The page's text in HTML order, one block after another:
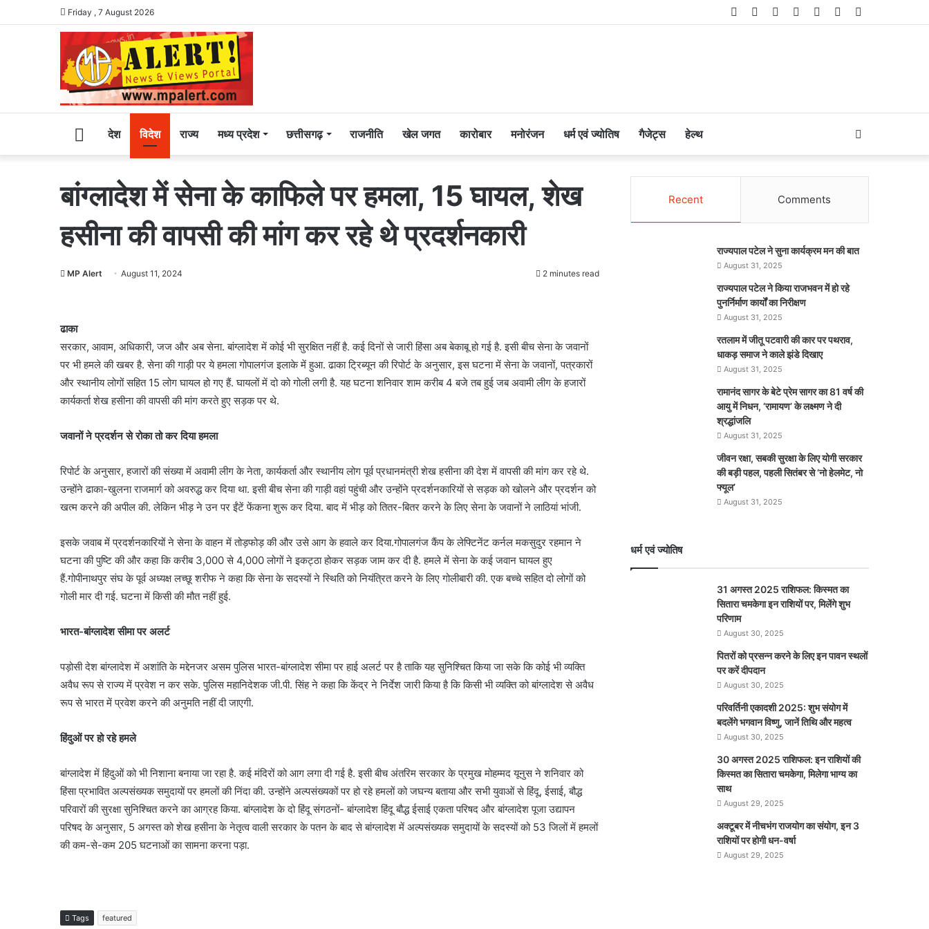
Friday , 7 August 2026 Telegram
Instagram
YouTube
LinkedIn
Twitter
Facebook
Homeदेश विदेश राज्य मध्य प्रदेश छत्तीसगढ़ राजनीति खेल जगत कारोबार मनोरंजन धर्म एवं ज्योतिष गैजेट्स हेल्थ
for
बांग्लादेश में सेना के काफिले पर हमला, 15 घायल, शेख
हसीना की वापसी की मांग कर रहे थे प्रदर्शनकारी
MP Alert August 11, 2024 2 minutes read
ढाका
सरकार, आवाम, अधिकारी, जज और अब सेना. बांग्लादेश में कोई भी सुरक्षित नहीं है. कई दिनों से जारी हिंसा अब बेकाबू हो गई है. इसी बीच सेना के जवानों
पर भी हमले की खबर है. सेना की गाड़ी पर ये हमला गोपालगंज इलाके में हुआ. ढाका ट्रिब्यून की रिपोर्ट के अनुसार, इस घटना में सेना के जवानों, पत्रकारों
और स्थानीय लोगों सहित 15 लोग घायल हो गए हैं. घायलों में दो को गोली लगी है. यह घटना शनिवार शाम करीब 4 बजे तब हुई जब अवामी लीग के हजारों
कार्यकर्ता शेख हसीना की वापसी की मांग करते हुए सड़क पर थे.
जवानों ने प्रदर्शन से रोका तो कर दिया हमला
रिपोर्ट के अनुसार, हजारों की संख्या में अवामी लीग के नेता, कार्यकर्ता और स्थानीय लोग पूर्व प्रधानमंत्री शेख हसीना की देश में वापसी की मांग कर रहे थे.
उन्होंने ढाका-खुलना राजमार्ग को अवरुद्ध कर दिया था. इसी बीच सेना की गाड़ी वहां पहुंची और उन्होंने प्रदर्शनकारियों से सड़क को खोलने और प्रदर्शन को
खत्म करने की अपील की. लेकिन भीड़ ने उन पर ईंटें फेंकना शुरू कर दिया. बाद में भीड़ को तितर-बितर करने के लिए सेना के जवानों ने लाठियां भांजी.
इसके जवाब में प्रदर्शनकारियों ने सेना के वाहन में तोड़फोड़ की और उसे आग के हवाले कर दिया.गोपालगंज कैंप के लेफ्टिनेंट कर्नल मकसुदुर रहमान ने
घटना की पुष्टि की और कहा कि करीब 3,000 से 4,000 लोगों ने इकट्ठा होकर सड़क जाम कर दी है. हमले में सेना के कई जवान घायल हुए
हैं.गोपीनाथपुर संघ के पूर्व अध्यक्ष लच्छू शरीफ ने कहा कि सेना के सदस्यों ने स्थिति को नियंत्रित करने के लिए गोलीबारी की. एक बच्चे सहित दो लोगों को
गोली मार दी गई. घटना में किसी की मौत नहीं हुई.
भारत-बांग्लादेश सीमा पर अलर्ट
पड़ोसी देश बांग्लादेश में अशांति के मद्देनजर असम पुलिस भारत-बांग्लादेश सीमा पर हाई अलर्ट पर है ताकि यह सुनिश्चित किया जा सके कि कोई भी व्यक्ति
अवैध रूप से राज्य में प्रवेश न कर सके. पुलिस महानिदेशक जी.पी. सिंह ने कहा कि केंद्र ने निर्देश जारी किया है कि किसी भी व्यक्ति को बांग्लादेश से अवैध
रूप से भारत में प्रवेश करने की अनुमति नहीं दी जाएगी.
हिंदुओं पर हो रहे हमले
बांग्लादेश में हिंदुओं को भी निशाना बनाया जा रहा है. कई मंदिरों को आग लगा दी गई है. इसी बीच अंतरिम सरकार के प्रमुख मोहम्मद यूनुस ने शनिवार को
हिंसा प्रभावित अल्पसंख्यक समुदायों पर हमलों की निंदा की. उन्होंने अल्पसंख्यकों पर हो रहे हमलों को जघन्य बताया और सभी युवाओं से हिंदू, ईसाई, बौद्ध
परिवारों की सुरक्षा सुनिश्चित करने का आग्रह किया. बांग्लादेश के दो हिंदू संगठनों- बांग्लादेश हिंदू बौद्ध ईसाई एकता परिषद और बांग्लादेश पूजा उद्यापन
परिषद के अनुसार, 5 अगस्त को शेख हसीना के नेतृत्व वाली सरकार के पतन के बाद से बांग्लादेश में अल्पसंख्यक समुदायों के सदस्यों को 53 जिलों में हमलों
की कम-से-कम 205 घटनाओं का सामना करना पड़ा.
Tags featured
Recent Comments
राज्यपाल पटेल ने सुना कार्यक्रम मन की बात
August 31, 2025
राज्यपाल पटेल ने किया राजभवन में हो रहे
पुनर्निर्माण कार्यों का निरीक्षण
August 31, 2025
रतलाम में जीतू पटवारी की कार पर पथराव,
धाकड़ समाज ने काले झंडे दिखाए
August 31, 2025
रामानंद सागर के बेटे प्रेम सागर का 81 वर्ष की
आयु में निधन, ‘रामायण’ के लक्ष्मण ने दी
श्रद्धांजलि
August 31, 2025
जीवन रक्षा, सबकी सुरक्षा के लिए योगी सरकार
की बड़ी पहल, पहली सितंबर से ‘नो हेलमेट, नो
फ्यूल’
August 31, 2025
धर्म एवं ज्योतिष
31 अगस्त 2025 राशिफल: किस्मत का
सितारा चमकेगा इन राशियों पर, मिलेंगे शुभ
परिणाम
August 30, 2025
पितरों को प्रसन्न करने के लिए इन पावन स्थलों
पर करें दीपदान
August 30, 2025
परिवर्तिनी एकादशी 2025: शुभ संयोग में
बदलेंगे भगवान विष्णु, जानें तिथि और महत्व
August 30, 2025
30 अगस्त 2025 राशिफल: इन राशियों की
किस्मत का सितारा चमकेगा, मिलेगा भाग्य का
साथ
August 29, 2025
अक्टूबर में नीचभंग राजयोग का संयोग, इन 3
राशियों पर होगी धन-वर्षा
August 29, 2025